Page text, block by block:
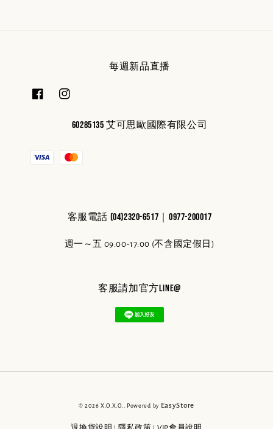
每週新品直播
60285135 艾可思歐國際有限公司
客服電話 (04)2320-6517｜0977-200017
週一～五 09:00-17:00 (不含國定假日)
客服請加官方line@
© 2026 X.O.X.O.. Powered by EasyStore